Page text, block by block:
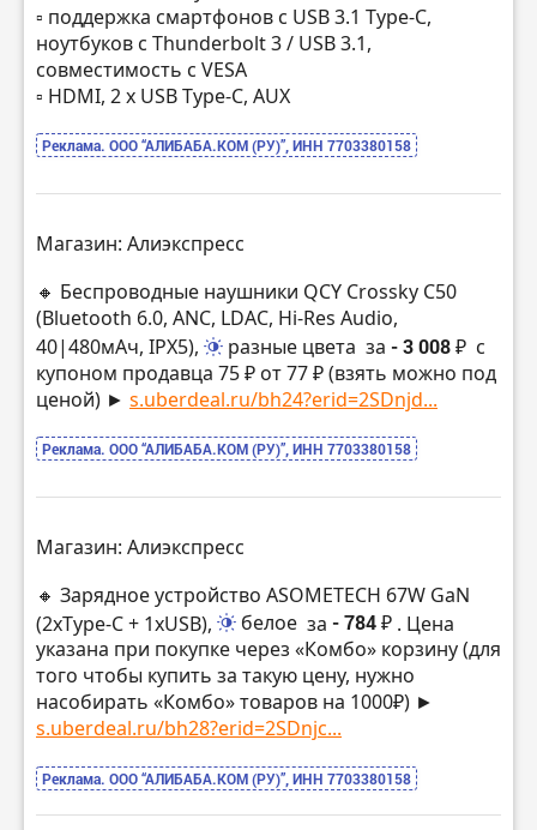
▫️ поддержка смартфонов с USB 3.1 Type-C,
ноутбуков с Thunderbolt 3 / USB 3.1,
совместимость с VESA
▫️ HDMI, 2 x USB Type-C, AUX
Реклама. ООО “АЛИБАБА.КОМ (РУ)”, ИНН 7703380158
Магазин: Алиэкспресс
🔸 Беспроводные наушники QCY Crossky C50
(Bluetooth 6.0, ANC, LDAC, Hi-Res Audio,
40|480мАч, IPX5),
разные цвета за - 3 008 ₽ с
купоном продавца 75 ₽ от 77 ₽ (взять можно под
ценой) ► s.uberdeal.ru/bh24?erid=2SDnjd...
Реклама. ООО “АЛИБАБА.КОМ (РУ)”, ИНН 7703380158
Магазин: Алиэкспресс
🔸 Зарядное устройство ASOMETECH 67W GaN
(2xType-C + 1xUSB),
белое за - 784 ₽ . Цена
указана при покупке через «Комбо» корзину (для
того чтобы купить за такую цену, нужно
насобирать «Комбо» товаров на 1000₽) ►
s.uberdeal.ru/bh28?erid=2SDnjc...
Реклама. ООО “АЛИБАБА.КОМ (РУ)”, ИНН 7703380158